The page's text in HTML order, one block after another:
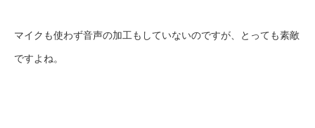
マイクも使わず音声の加工もしていないのですが、とっても素敵
ですよね。